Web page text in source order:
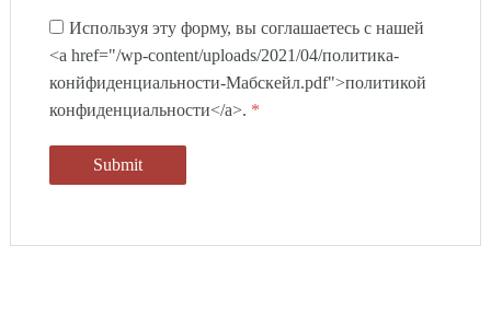
Используя эту форму, вы соглашаетесь с нашей
<a href="/wp-content/uploads/2021/04/политика-
конйфиденциальности-Мабскейл.pdf">политикой
конфиденциальности</a>. *